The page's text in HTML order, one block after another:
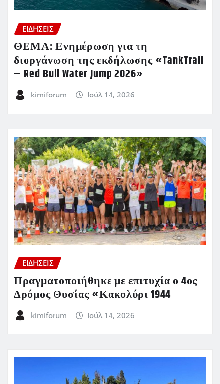
ΕΙΔΗΣΕΙΣ
ΘΕΜΑ: Ενημέρωση για τη
διοργάνωση της εκδήλωσης «TankTrail
– Red Bull Water Jump 2026»
kimiforum Ιούλ 14, 2026
ΕΙΔΗΣΕΙΣ
Πραγματοποιήθηκε με επιτυχία ο 4ος
Δρόμος Θυσίας «Κακολύρι 1944
kimiforum Ιούλ 14, 2026